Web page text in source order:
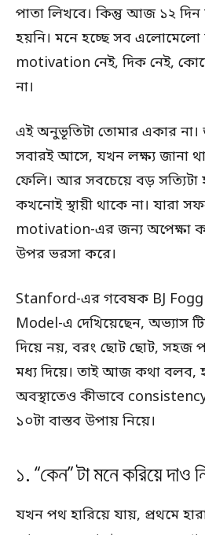
পাতা লিখবে। কিন্তু আজ ১২ দিন
হয়নি। মনে হচ্ছে সব এলোমেলো
motivation নেই, দিক নেই,
না।
এই অনুভূতিটা তোমার একার
সবারই আসে, যখন লক্ষ্য জানা
ফেলি। আর সবচেয়ে বড়
কখনোই স্থায়ী থাকে না। যারা
motivation-এর জন্য অপেক্ষা
উপর ভরসা করে।
Stanford-এর গবেষক BJ
Model-এ দেখিয়েছেন, অভ্যাস
দিয়ে নয়, বরং ছোট ছোট, সহজ
মধ্য দিয়ে। তাই আজ কথা বলব,
অবস্থাতেও কীভাবে
১০টা বাস্তব উপায় নিয়ে।
১. “কেন” টা মনে করিয়ে দাও
যখন পথ হারিয়ে যায়, প্রথমে